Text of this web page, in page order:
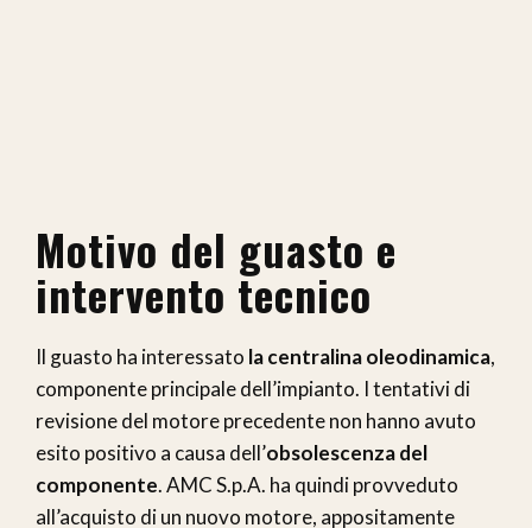
Motivo del guasto e
intervento tecnico
Il guasto ha interessato la centralina oleodinamica,
componente principale dell’impianto. I tentativi di
revisione del motore precedente non hanno avuto
esito positivo a causa dell’obsolescenza del
componente. AMC S.p.A. ha quindi provveduto
all’acquisto di un nuovo motore, appositamente